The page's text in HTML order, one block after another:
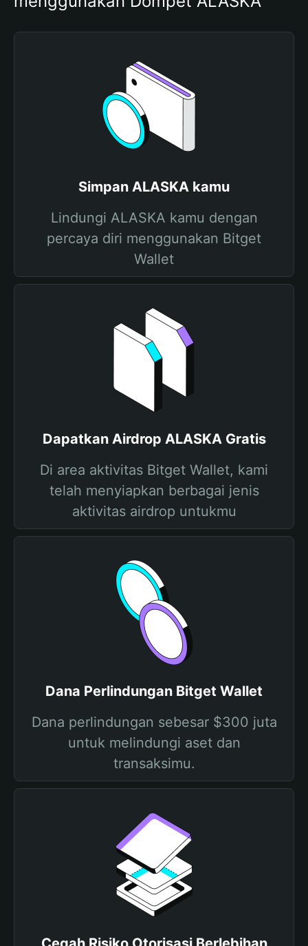
Simpan ALASKA kamu
Lindungi ALASKA kamu dengan
percaya diri menggunakan Bitget
Wallet
Dapatkan Airdrop ALASKA Gratis
Di area aktivitas Bitget Wallet, kami
telah menyiapkan berbagai jenis
aktivitas airdrop untukmu
Dana Perlindungan Bitget Wallet
Dana perlindungan sebesar $300 juta
untuk melindungi aset dan
transaksimu.